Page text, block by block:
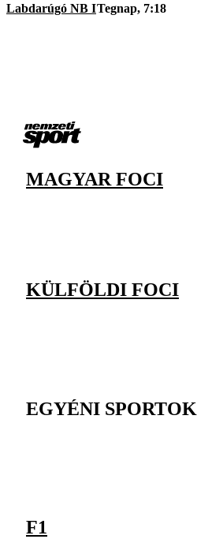
Labdarúgó NB ITegnap, 7:18
MAGYAR FOCI
KÜLFÖLDI FOCI
EGYÉNI SPORTOK
F1